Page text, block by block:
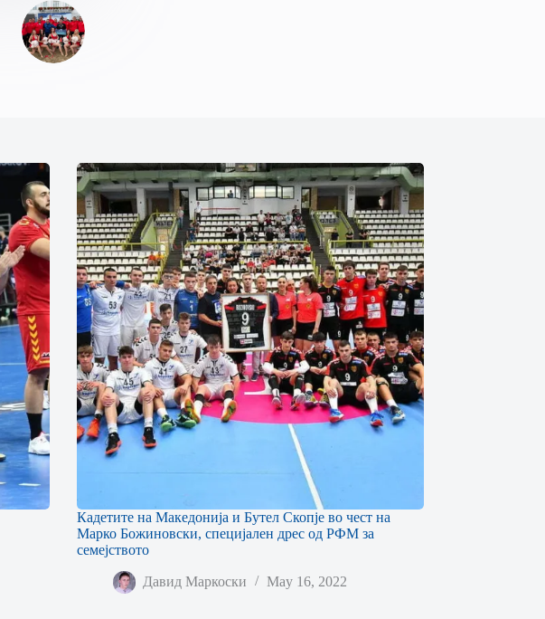
Кадетите на Македонија и Бутел Скопје во чест на
Марко Божиновски, специјален дрес од РФМ за
семејството
Давид Маркоски May 16, 2022